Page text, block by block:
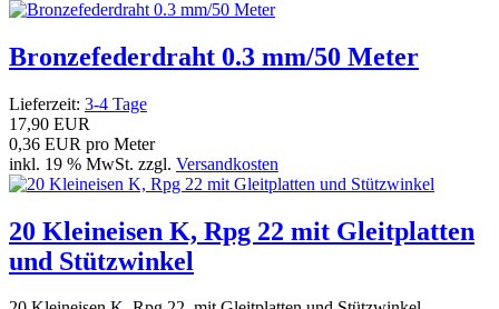
Bronzefederdraht 0.3 mm/50 Meter
Lieferzeit: 3-4 Tage
17,90 EUR
0,36 EUR pro Meter
inkl. 19 % MwSt. zzgl. Versandkosten
20 Kleineisen K, Rpg 22 mit Gleitplatten
und Stützwinkel